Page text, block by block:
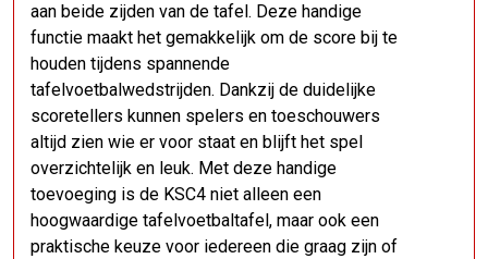
aan beide zijden van de tafel. Deze handige
functie maakt het gemakkelijk om de score bij te
houden tijdens spannende
tafelvoetbalwedstrijden. Dankzij de duidelijke
scoretellers kunnen spelers en toeschouwers
altijd zien wie er voor staat en blijft het spel
overzichtelijk en leuk. Met deze handige
toevoeging is de KSC4 niet alleen een
hoogwaardige tafelvoetbaltafel, maar ook een
praktische keuze voor iedereen die graag zijn of